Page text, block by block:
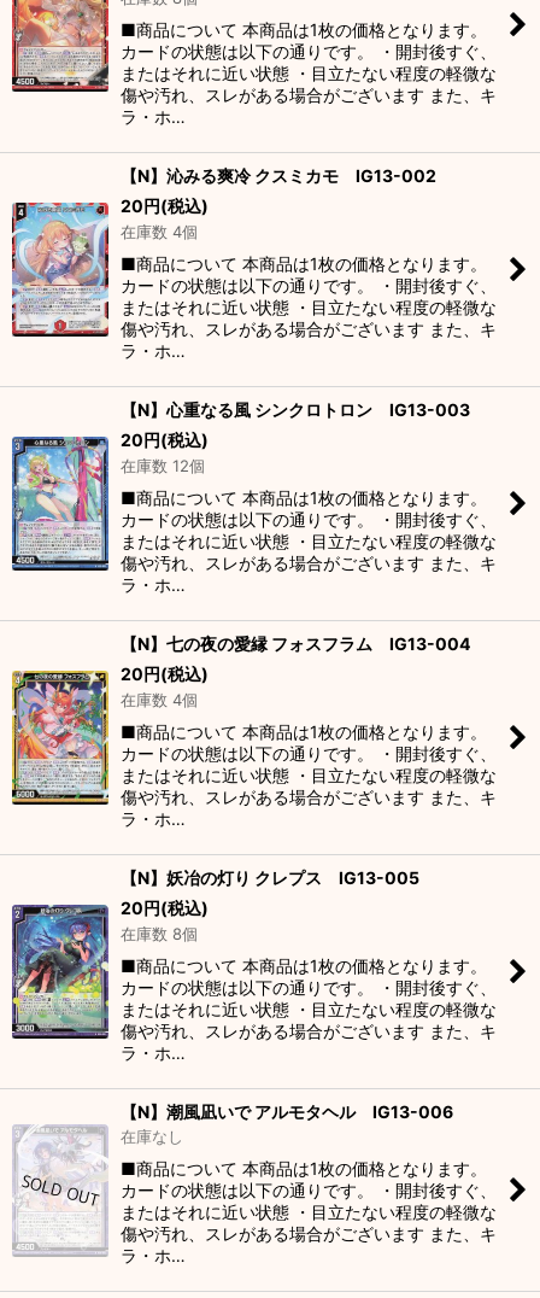
■商品について 本商品は1枚の価格となります。
カードの状態は以下の通りです。 ・開封後すぐ、
またはそれに近い状態 ・目立たない程度の軽微な
傷や汚れ、スレがある場合がございます また、キ
ラ・ホ…
【N】沁みる爽冷 クスミカモ IG13-002
20円(税込)
在庫数 4個
■商品について 本商品は1枚の価格となります。
カードの状態は以下の通りです。 ・開封後すぐ、
またはそれに近い状態 ・目立たない程度の軽微な
傷や汚れ、スレがある場合がございます また、キ
ラ・ホ…
【N】心重なる風 シンクロトロン IG13-003
20円(税込)
在庫数 12個
■商品について 本商品は1枚の価格となります。
カードの状態は以下の通りです。 ・開封後すぐ、
またはそれに近い状態 ・目立たない程度の軽微な
傷や汚れ、スレがある場合がございます また、キ
ラ・ホ…
【N】七の夜の愛縁 フォスフラム IG13-004
20円(税込)
在庫数 4個
■商品について 本商品は1枚の価格となります。
カードの状態は以下の通りです。 ・開封後すぐ、
またはそれに近い状態 ・目立たない程度の軽微な
傷や汚れ、スレがある場合がございます また、キ
ラ・ホ…
【N】妖冶の灯り クレプス IG13-005
20円(税込)
在庫数 8個
■商品について 本商品は1枚の価格となります。
カードの状態は以下の通りです。 ・開封後すぐ、
またはそれに近い状態 ・目立たない程度の軽微な
傷や汚れ、スレがある場合がございます また、キ
ラ・ホ…
【N】潮風凪いで アルモタヘル IG13-006
在庫なし
■商品について 本商品は1枚の価格となります。
カードの状態は以下の通りです。 ・開封後すぐ、
またはそれに近い状態 ・目立たない程度の軽微な
傷や汚れ、スレがある場合がございます また、キ
ラ・ホ…